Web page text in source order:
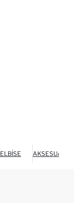
ELBISE AKSESUAR